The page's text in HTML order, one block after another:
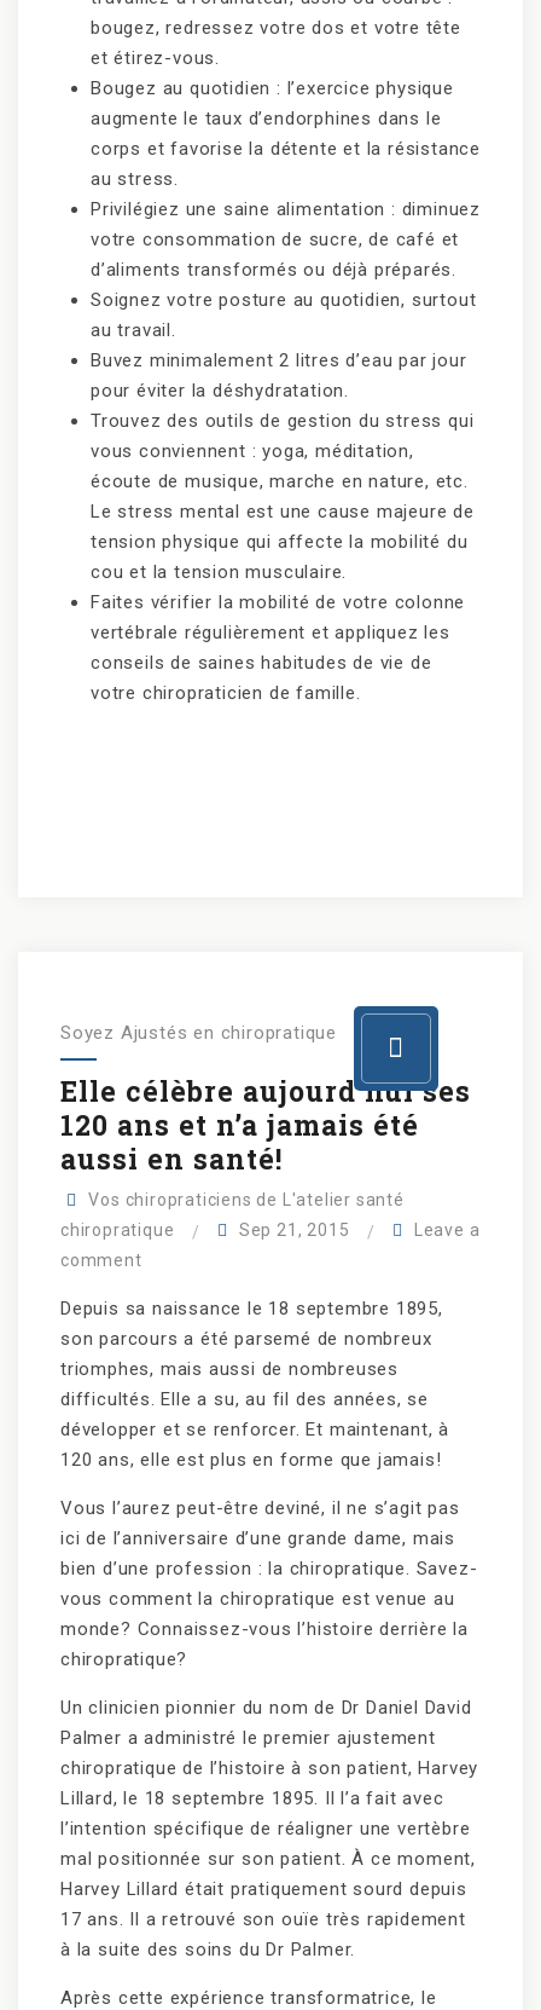
bougez, redressez votre dos et votre tête
et étirez-vous.
Bougez au quotidien : l’exercice physique
augmente le taux d’endorphines dans le
corps et favorise la détente et la résistance
au stress.
Privilégiez une saine alimentation : diminuez
votre consommation de sucre, de café et
d’aliments transformés ou déjà préparés.
Soignez votre posture au quotidien, surtout
au travail.
Buvez minimalement 2 litres d’eau par jour
pour éviter la déshydratation.
Trouvez des outils de gestion du stress qui
vous conviennent : yoga, méditation,
écoute de musique, marche en nature, etc.
Le stress mental est une cause majeure de
tension physique qui affecte la mobilité du
cou et la tension musculaire.
Faites vérifier la mobilité de votre colonne
vertébrale régulièrement et appliquez les
conseils de saines habitudes de vie de
votre chiropraticien de famille.
Soyez Ajustés en chiropratique
Elle célèbre aujourd’hui ses
120 ans et n’a jamais été
aussi en santé!
Vos chiropraticiens de L'atelier santé
chiropratique
Sep 21, 2015
Leave a
comment
Depuis sa naissance le 18 septembre 1895,
son parcours a été parsemé de nombreux
triomphes, mais aussi de nombreuses
difficultés. Elle a su, au fil des années, se
développer et se renforcer. Et maintenant, à
120 ans, elle est plus en forme que jamais!
Vous l’aurez peut-être deviné, il ne s’agit pas
ici de l’anniversaire d’une grande dame, mais
bien d’une profession : la chiropratique. Savez-
vous comment la chiropratique est venue au
monde? Connaissez-vous l’histoire derrière la
chiropratique?
Un clinicien pionnier du nom de Dr Daniel David
Palmer a administré le premier ajustement
chiropratique de l’histoire à son patient, Harvey
Lillard, le 18 septembre 1895. Il l’a fait avec
l’intention spécifique de réaligner une vertèbre
mal positionnée sur son patient. À ce moment,
Harvey Lillard était pratiquement sourd depuis
17 ans. Il a retrouvé son ouïe très rapidement
à la suite des soins du Dr Palmer.
Après cette expérience transformatrice, le